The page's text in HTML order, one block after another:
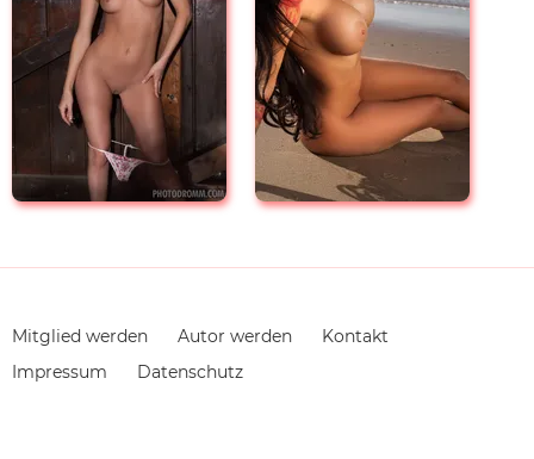
Navigation
überspringen
Mitglied werden Autor werden
Kontakt
Impressum
Datenschutz